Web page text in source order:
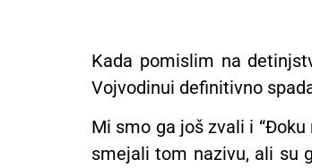
Kada pomislim na
Vojvodinui definitivno
Mi smo ga još zvali i
smejali tom nazivu, ali su